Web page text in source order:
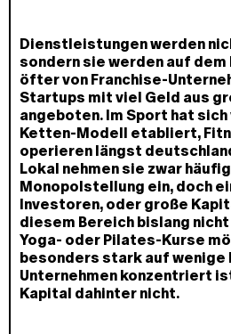
Dienstleistungen werden
sondern sie werden auf
öfter von Franchise-
Startups mit viel Geld aus
angeboten. Im Sport hat
Ketten-Modell etabliert,
operieren längst
Lokal nehmen sie zwar
Monopolstellung ein, doch
Investoren, oder große
diesem Bereich bislang nicht
Yoga- oder Pilates-Kurse
besonders stark auf wenige
Unternehmen konzentriert
Kapital dahinter nicht.